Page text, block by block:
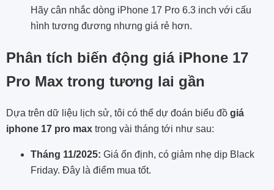
Hãy cân nhắc dòng iPhone 17 Pro 6.3 inch với cấu
hình tương đương nhưng giá rẻ hơn.
Phân tích biến động giá iPhone 17
Pro Max trong tương lai gần
Dựa trên dữ liệu lịch sử, tôi có thể dự đoán biểu đồ giá
iphone 17 pro max trong vài tháng tới như sau:
Tháng 11/2025: Giá ổn định, có giảm nhẹ dịp Black
Friday. Đây là điểm mua tốt.